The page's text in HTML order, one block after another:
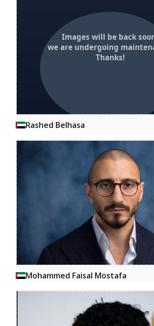
Rashed Belhasa
Mohammed Faisal Mostafa